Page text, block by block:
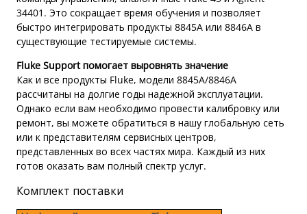
34401. Это сокращает время обучения и позволяет
быстро интегрировать продукты 8845A или 8846A в
существующие тестируемые системы.
Fluke Support помогает выровнять значение
Как и все продукты Fluke, модели 8845A/8846A
рассчитаны на долгие годы надежной эксплуатации.
Однако если вам необходимо провести калибровку или
ремонт, вы можете обратиться в нашу глобальную сеть
или к представителям сервисных центров,
представленных во всех частях мира. Каждый из них
готов оказать вам полный спектр услуг.
Комплект поставки